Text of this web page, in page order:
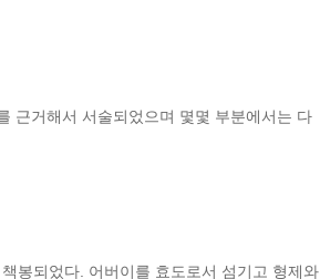
근거해서 서술되었으며 몇몇 부분에서는 다
봉되었다. 어버이를 효도로서 섬기고 형제와